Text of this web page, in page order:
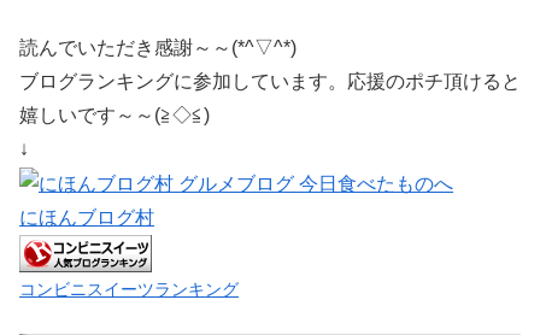
読んでいただき感謝～～(*^▽^*)
ブログランキングに参加しています。応援のポチ頂けると
嬉しいです～～(≧◇≦)
↓
にほんブログ村
コンビニスイーツランキング